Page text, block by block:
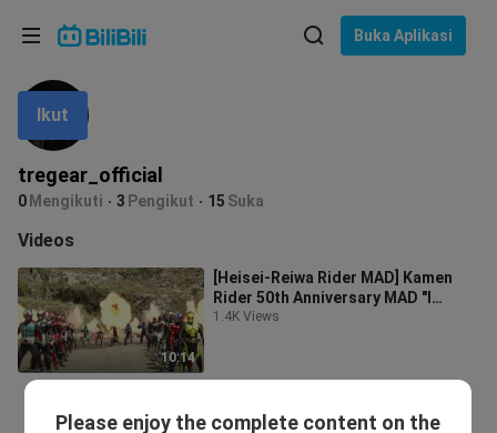
Buka Aplikasi
tregear_official
0 Mengikuti 3 Pengikut 15 Suka
Ikut
Videos
10:14
[Heisei-Reiwa Rider MAD] Kamen
Rider 50th Anniversary MAD "I
wanna be your hero"
1.4K Views
Bahasa: Bahasa Melayu
In
Pilih bahasa
English
ภาษาไทย
Tiếng Việt
Bahasa Melayu
Please enjoy the complete content on the